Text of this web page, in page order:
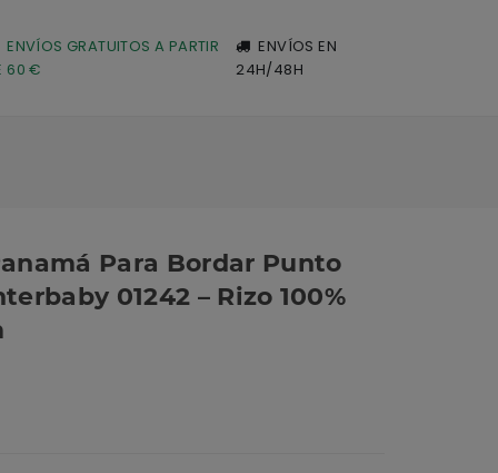
ENVÍOS GRATUITOS A PARTIR
60 €
ENVÍOS EN
24H/48H
Para Bordar Punto
01242 – Rizo 100%